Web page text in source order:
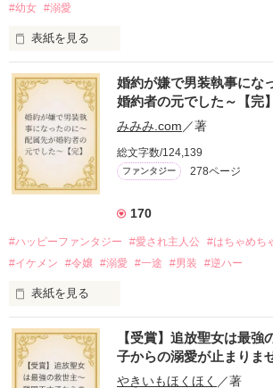
#幼女 #溺愛
表紙を見る
『転生悪役幼女は最恐パパの愛娘になりま
番外編です。
※本編のネタバレを含みます。
2025.9.26
『Petit Chapter3 愛と呼ぶもの』を
2025.10.24
『Petit Chapter4 誰が為のごちそう』を
作品を読む
婚約が嫌で男装執事にな
婚約者の元でした～【完】
みみみ.com ／著
総文字数/124,139
ファンタジー 278ページ
170
#ハッピーファンタジー #愛され主人公 #はちゃめち
#イケメン
#令嬢 #溺愛 #一途 #男装 #逆ハー
表紙を見る
＼異世界ラブコメ×ハッピーファンタジー／
【受賞】追放聖女は最強
子からの溺愛が止まりま
やきいもほくほく ／著